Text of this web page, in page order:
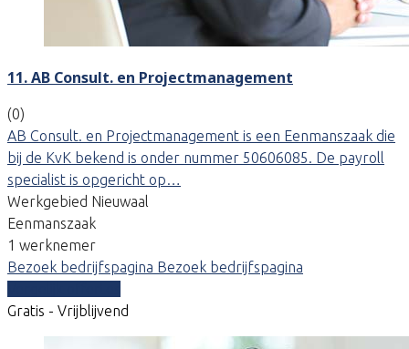
11. AB Consult. en Projectmanagement
(0)
AB Consult. en Projectmanagement is een Eenmanszaak die
bij de KvK bekend is onder nummer 50606085. De payroll
specialist is opgericht op…
Werkgebied Nieuwaal
Eenmanszaak
1 werknemer
Bezoek bedrijfspagina Bezoek bedrijfspagina
Gratis - Vrijblijvend